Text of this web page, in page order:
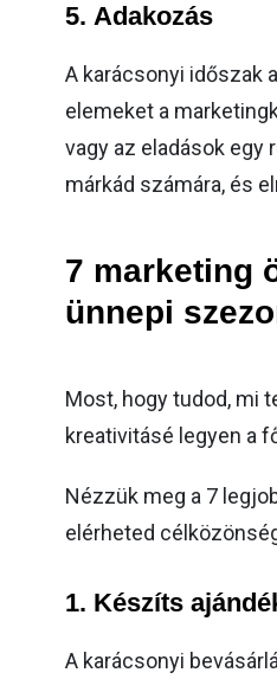
5.Adakozás
A karácsonyi időszak
elemeket a
vagy az eladások
márkád számára, és
7 marketing
ünnepi
Most, hogy tudod, mi
kreativitásé legyen a
Nézzük meg a 7
elérheted
1. Készíts
A karácsonyi